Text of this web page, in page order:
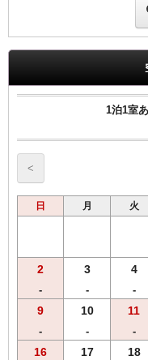
奈良の地酒・ご当地クラ
【和食】・【洋食】からお
・大和牛、大和ポーク（鉄
・大和肉鶏（むね肉、冷し
・グラスサラダ（三輪素麺
・ ご飯(【奈良県産】ひの
※営業時間の関係上、19時
※仕入れの状況よって内容
※領収書は一括で「宿泊代
【おことわり】奈良ざん
者限定メニューです。恐
1泊1室
<
日 月 火
2
-
3
-
4
-
9
-
10
-
11
-
16 17 18